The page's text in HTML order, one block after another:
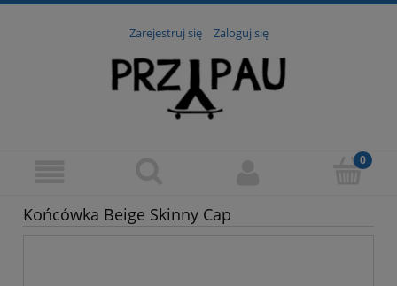
Zarejestruj się Zaloguj się
Końcówka Beige Skinny Cap